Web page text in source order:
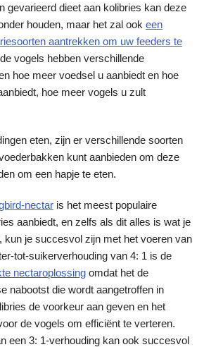
gevarieerd dieet aan kolibries kan deze
houden, maar het zal ook een
aantrekken om uw feeders te
vogels hebben verschillende
hoe meer voedsel u aanbiedt en hoe
hoe meer vogels u zult
eten, zijn er verschillende soorten
kunt aanbieden om deze
om een hapje te eten.
nectar is het meest populaire
aanbiedt, en zelfs als dit alles is wat je
kun je succesvol zijn met het voeren van
tot-suikerverhouding van 4: 1 is de
nectaroplossing omdat het de
nabootst die wordt aangetroffen in
de voorkeur aan geven en het
de vogels om efficiënt te verteren.
een 3: 1-verhouding kan ook succesvol